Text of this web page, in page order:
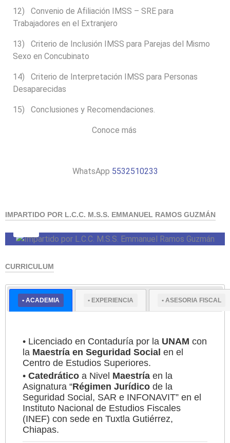
12) Convenio de Afiliación IMSS – SRE para
Trabajadores en el Extranjero
13) Criterio de Inclusión IMSS para Parejas del Mismo
Sexo en Concubinato
14) Criterio de Interpretación IMSS para Personas
Desaparecidas
15) Conclusiones y Recomendaciones.
Conoce más
WhatsApp 5532510233
IMPARTIDO POR L.C.C. M.S.S. EMMANUEL RAMOS GUZMÁN
Experto en temas relacionados con el IMSS y
CURRICULUM
• ACADEMIA • EXPERIENCIA • ASESORIA FISCAL
• Licenciado en Contaduría por la UNAM con
la Maestría en Seguridad Social en el
Centro de Estudios Superiores.
•Catedrático a Nivel Maestría en la
Asignatura “Régimen Jurídico de la
Seguridad Social, SAR e INFONAVIT” en el
Instituto Nacional de Estudios Fiscales
(INEF) con sede en Tuxtla Gutiérrez,
Chiapas.